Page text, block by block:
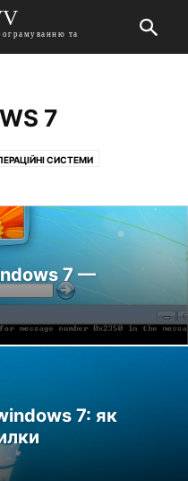
та
7
СИСТЕМИ
WINDOWS 7,ПРИНТЕРИ
7 —
7: як